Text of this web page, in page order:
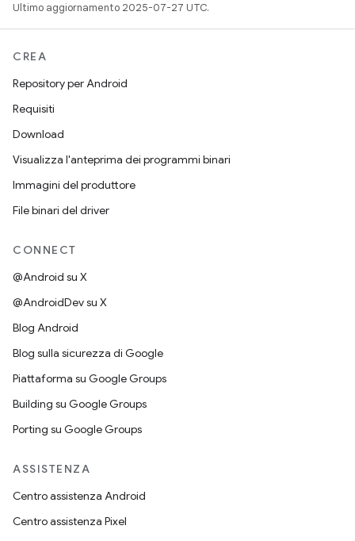
Ultimo aggiornamento 2025-07-27 UTC.
CREA
Repository per Android
Requisiti
Download
Visualizza l'anteprima dei programmi binari
Immagini del produttore
File binari del driver
CONNECT
@Android su X
@AndroidDev su X
Blog Android
Blog sulla sicurezza di Google
Piattaforma su Google Groups
Building su Google Groups
Porting su Google Groups
ASSISTENZA
Centro assistenza Android
Centro assistenza Pixel